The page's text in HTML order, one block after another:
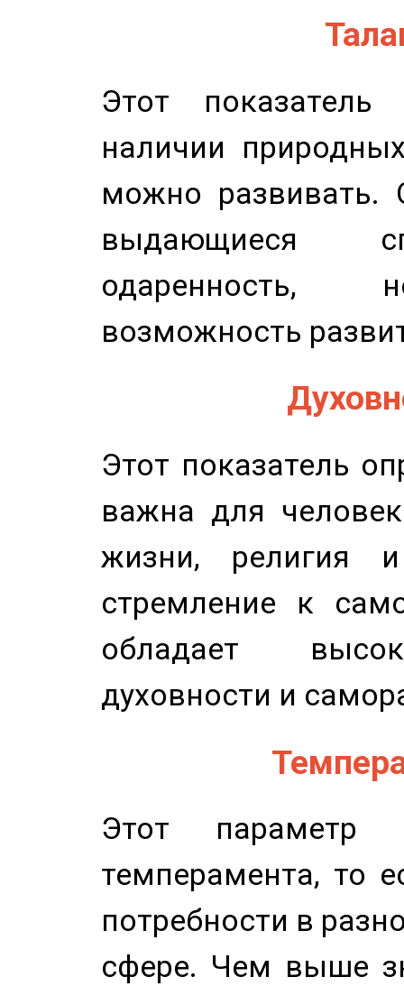
Этот показатель
наличии
можно развивать.
выдающиеся
одаренность,
возможность
Этот показатель
важна для
жизни, религия
стремление к
обладает
духовности и
Этот параметр
темперамента, то
потребности в
сфере. Чем выше